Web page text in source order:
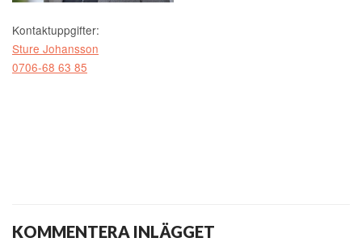
Kontaktuppgifter:
Sture Johansson
0706-68 63 85
KOMMENTERA INLÄGGET